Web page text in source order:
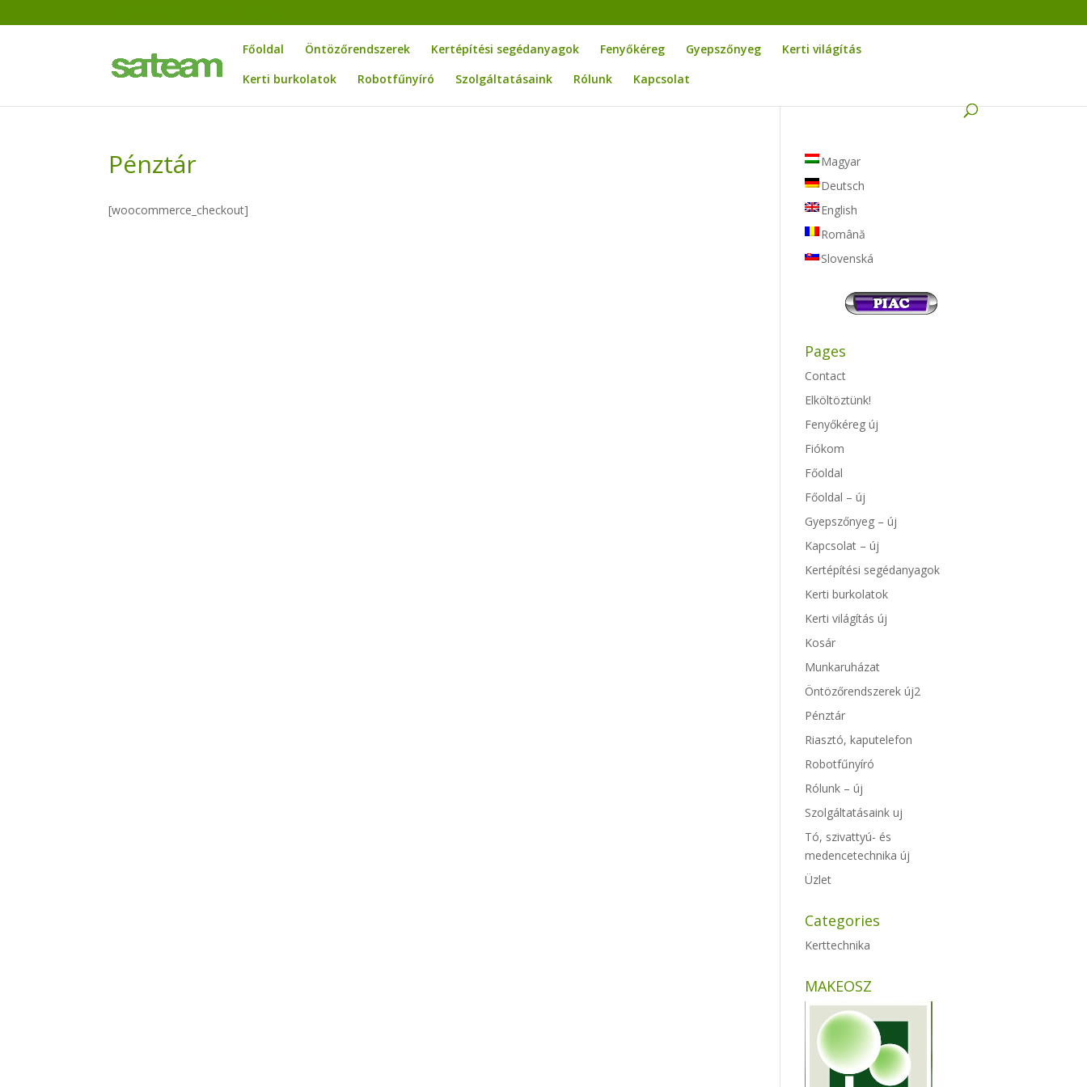
Főoldal Öntözőrendszerek Kertépítési segédanyagok Fenyőkéreg Gyepszőnyeg
Kerti világítás
Kerti burkolatok
Robotfűnyíró Szolgáltatásaink Rólunk Kapcsolat
Pénztár
[woocommerce_checkout]
Magyar
Deutsch
English
Română
Slovenská
Pages
Contact
Elköltöztünk!
Fenyőkéreg új
Fiókom
Főoldal
Főoldal – új
Gyepszőnyeg – új
Kapcsolat – új
Kertépítési segédanyagok
Kerti burkolatok
Kerti világítás új
Kosár
Munkaruházat
Öntözőrendszerek új2
Pénztár
Riasztó, kaputelefon
Robotfűnyíró
Rólunk – új
Szolgáltatásaink uj
Tó, szivattyú- és
medencetechnika új
Üzlet
Categories
Kerttechnika
MAKEOSZ